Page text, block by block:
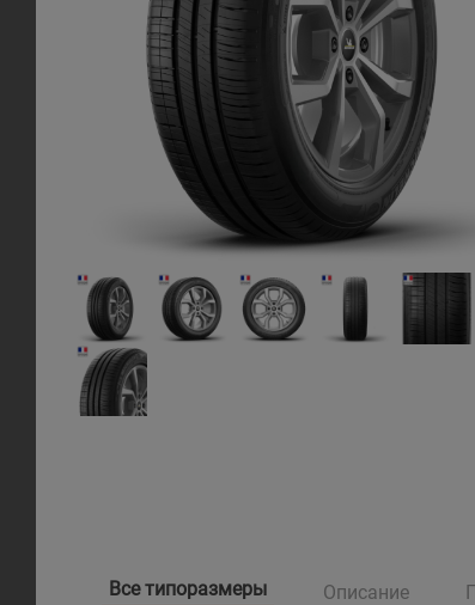
Все типоразмеры Описание